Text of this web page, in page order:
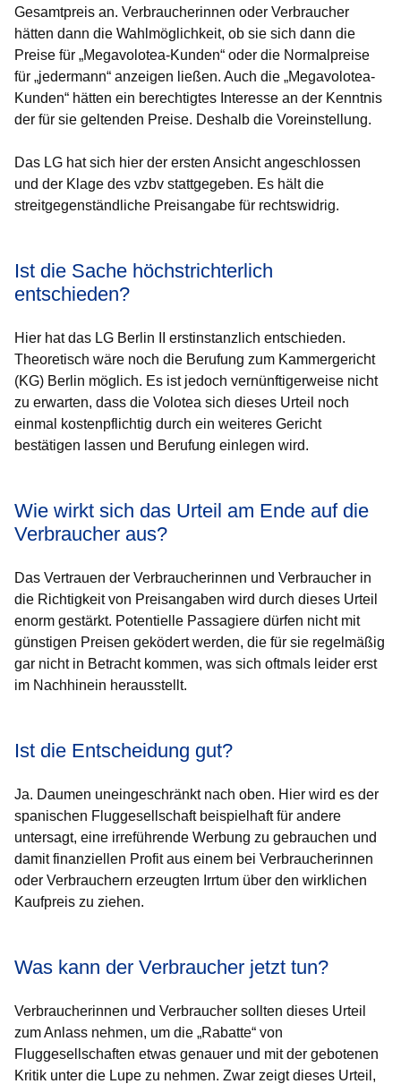
Gesamtpreis an. Verbraucherinnen oder Verbraucher
hätten dann die Wahlmöglichkeit, ob sie sich dann die
Preise für „Megavolotea-Kunden“ oder die Normalpreise
für „jedermann“ anzeigen ließen. Auch die „Megavolotea-
Kunden“ hätten ein berechtigtes Interesse an der Kenntnis
der für sie geltenden Preise. Deshalb die Voreinstellung.
Das LG hat sich hier der ersten Ansicht angeschlossen
und der Klage des vzbv stattgegeben. Es hält die
streitgegenständliche Preisangabe für rechtswidrig.
Ist die Sache höchstrichterlich
entschieden?
Hier hat das LG Berlin II erstinstanzlich entschieden.
Theoretisch wäre noch die Berufung zum Kammergericht
(KG) Berlin möglich. Es ist jedoch vernünftigerweise nicht
zu erwarten, dass die Volotea sich dieses Urteil noch
einmal kostenpflichtig durch ein weiteres Gericht
bestätigen lassen und Berufung einlegen wird.
Wie wirkt sich das Urteil am Ende auf die
Verbraucher aus?
Das Vertrauen der Verbraucherinnen und Verbraucher in
die Richtigkeit von Preisangaben wird durch dieses Urteil
enorm gestärkt. Potentielle Passagiere dürfen nicht mit
günstigen Preisen geködert werden, die für sie regelmäßig
gar nicht in Betracht kommen, was sich oftmals leider erst
im Nachhinein herausstellt.
Ist die Entscheidung gut?
Ja. Daumen uneingeschränkt nach oben. Hier wird es der
spanischen Fluggesellschaft beispielhaft für andere
untersagt, eine irreführende Werbung zu gebrauchen und
damit finanziellen Profit aus einem bei Verbraucherinnen
oder Verbrauchern erzeugten Irrtum über den wirklichen
Kaufpreis zu ziehen.
Was kann der Verbraucher jetzt tun?
Verbraucherinnen und Verbraucher sollten dieses Urteil
zum Anlass nehmen, um die „Rabatte“ von
Fluggesellschaften etwas genauer und mit der gebotenen
Kritik unter die Lupe zu nehmen. Zwar zeigt dieses Urteil,